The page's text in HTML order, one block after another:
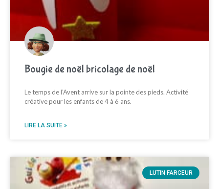
Bougie de noël bricolage de noël
Le temps de l’Avent arrive sur la pointe des pieds. Activité
créative pour les enfants de 4 à 6 ans.
LIRE LA SUITE »
LUTIN FARCEUR